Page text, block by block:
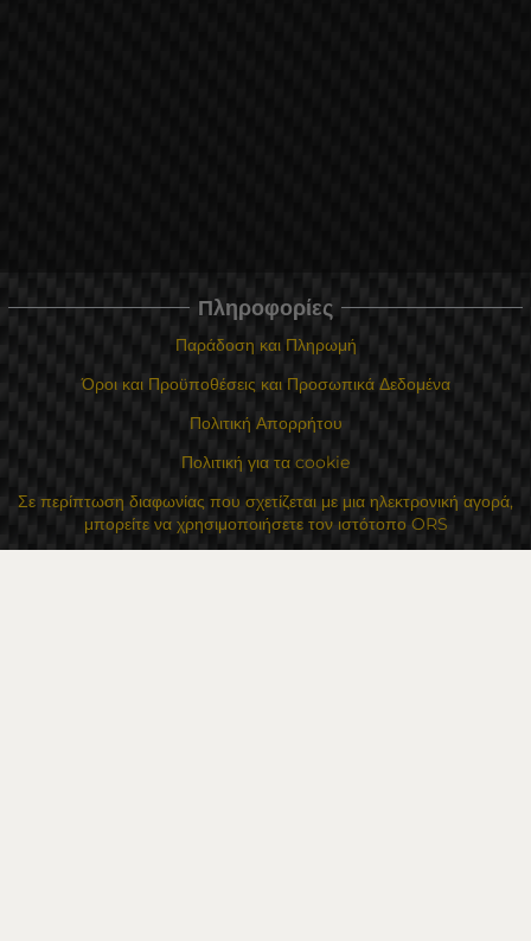
Πληροφορίες
Παράδοση και Πληρωμή
Όροι και Προϋποθέσεις και Προσωπικά Δεδομένα
Πολιτική Απορρήτου
Πολιτική για τα cookie
Σε περίπτωση διαφωνίας που σχετίζεται με μια ηλεκτρονική αγορά,
μπορείτε να χρησιμοποιήσετε τον ιστότοπο ORS